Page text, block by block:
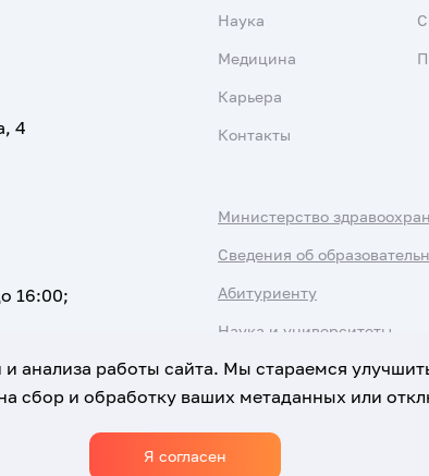
4
16:00;
Наука
Медицина
Карьера
Контакты
Министерство
Сведения об
Абитуриенту
Наука и университеты
Политика обработки
и анализа работы сайта. Мы стараемся
сбор и обработку ваших метаданных или
Я согласен